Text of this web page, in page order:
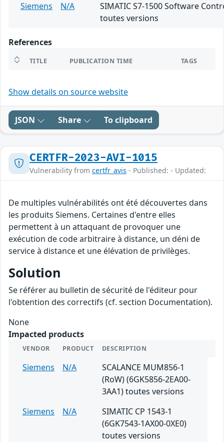
Siemens
N/A
SIMATIC S7-1500 Software
toutes versions
References
TITLE PUBLICATION TIME TAGS
Show details on source website
JSON Share To clipboard
CERTFR-2023-AVI-1015
Vulnerability from certfr_avis - Published: - Updated:
De multiples vulnérabilités ont été découvertes dans
les produits Siemens. Certaines d'entre elles
permettent à un attaquant de provoquer une
exécution de code arbitraire à distance, un déni de
service à distance et une élévation de privilèges.
Solution
Se référer au bulletin de sécurité de l'éditeur pour
l'obtention des correctifs (cf. section Documentation).
None
Impacted products
VENDOR PRODUCT DESCRIPTION
Siemens N/A
SCALANCE MUM856-1
(RoW) (6GK5856-2EA00-
3AA1) toutes versions
Siemens
N/A
SIMATIC CP 1543-1
(6GK7543-1AX00-0XE0)
toutes versions